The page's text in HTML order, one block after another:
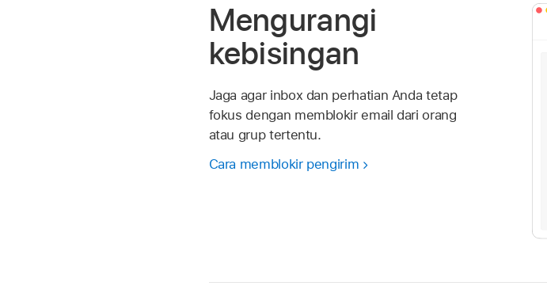
Mengurangi
kebisingan
Jaga agar inbox dan perhatian Anda tetap
fokus dengan memblokir email dari orang
atau grup tertentu.
Cara memblokir pengirim